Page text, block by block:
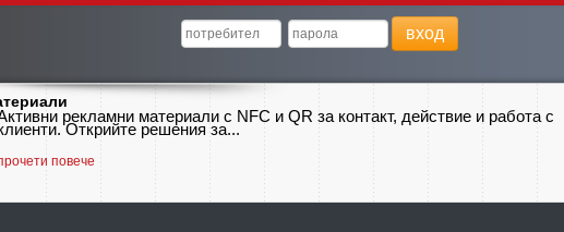
вход
рекламни материали с NFC и QR за контакт, действие и работа с
Открийте решения за...
повече